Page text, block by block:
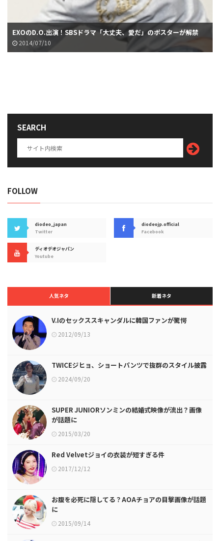
EXOのD.O.出演！SBSドラマ「大丈夫、愛だ」のポスターが解禁
2014/07/10
SEARCH
FOLLOW
diodeo_japan
Twitter
diodeojp.official
Facebook
ディオデオジャパン
Youtube
人気ネタ 新着ネタ
V.Iのセックススキャンダルに韓国ファンが驚愕
2012/09/13
TWICEジヒョ、ショートパンツで抜群のスタイル披露
2024/09/20
SUPER JUNIORソンミンの結婚式映像が流出？画像
が話題に
2015/03/20
Red Velvetジョイの衣装が短すぎる件
2017/12/12
お腹を必死に隠してる？AOAチョアの目撃画像が話題
に
2015/09/14